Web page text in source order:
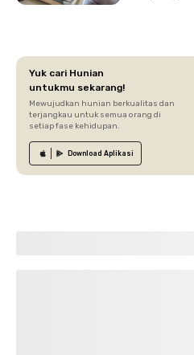
Yuk cari Hunian
untukmu sekarang!
Mewujudkan hunian berkualitas dan
terjangkau untuk semua orang di
setiap fase kehidupan.
Download Aplikasi